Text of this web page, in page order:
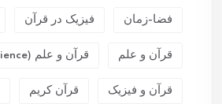
فضا-زمان فیزیک در قرآن
قرآن و علم قرآن و علم (Quran And Science)
قرآن و فیزیک قرآن کریم